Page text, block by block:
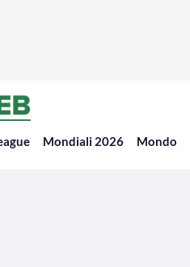
Mondiali 2026 Mondo